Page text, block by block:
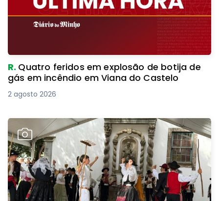
R. Quatro feridos em explosão de botija de
gás em incêndio em Viana do Castelo
2 agosto 2026